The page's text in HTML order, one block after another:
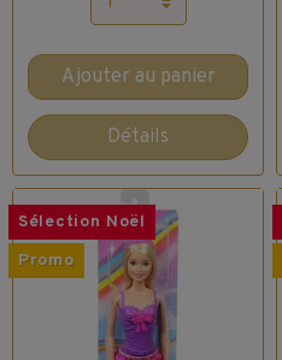
Ajouter au panier
Détails
Sélection Noël
Promo